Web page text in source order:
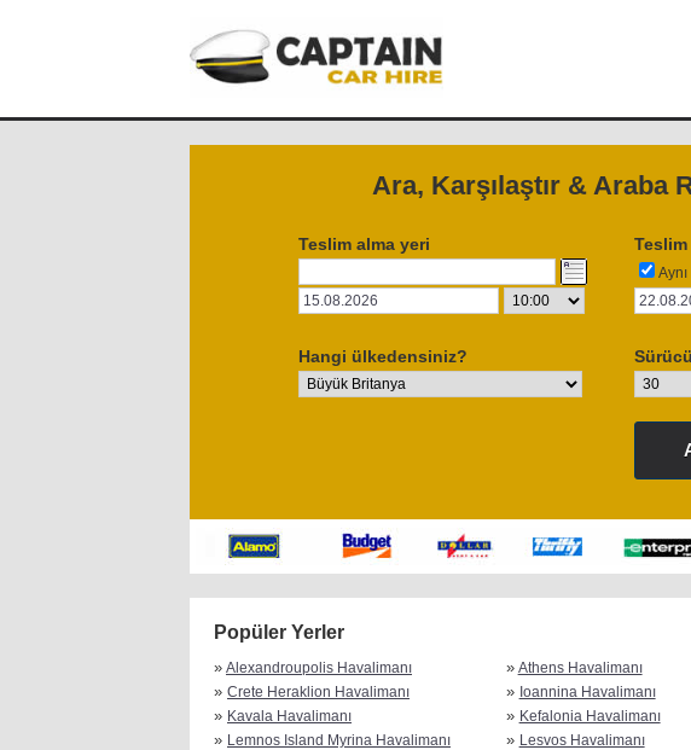
Ara, Karşılaştır & Araba
Teslim alma yeri
Hangi ülkedensiniz?
Popüler Yerler
» Alexandroupolis Havalimanı » Athens Havalimanı
» Crete Heraklion Havalimanı » Ioannina Havalimanı
» Kavala Havalimanı » Kefalonia Havalimanı
» Lemnos Island Myrina Havalimanı » Lesvos Havalimanı